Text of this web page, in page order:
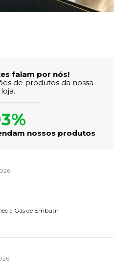
falam por nós!
de produtos da nossa
loja.
nossos produtos
a Gás de Embutir